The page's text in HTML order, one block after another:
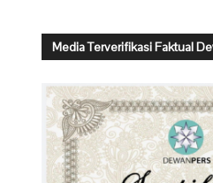
Media Terverifikasi Faktual